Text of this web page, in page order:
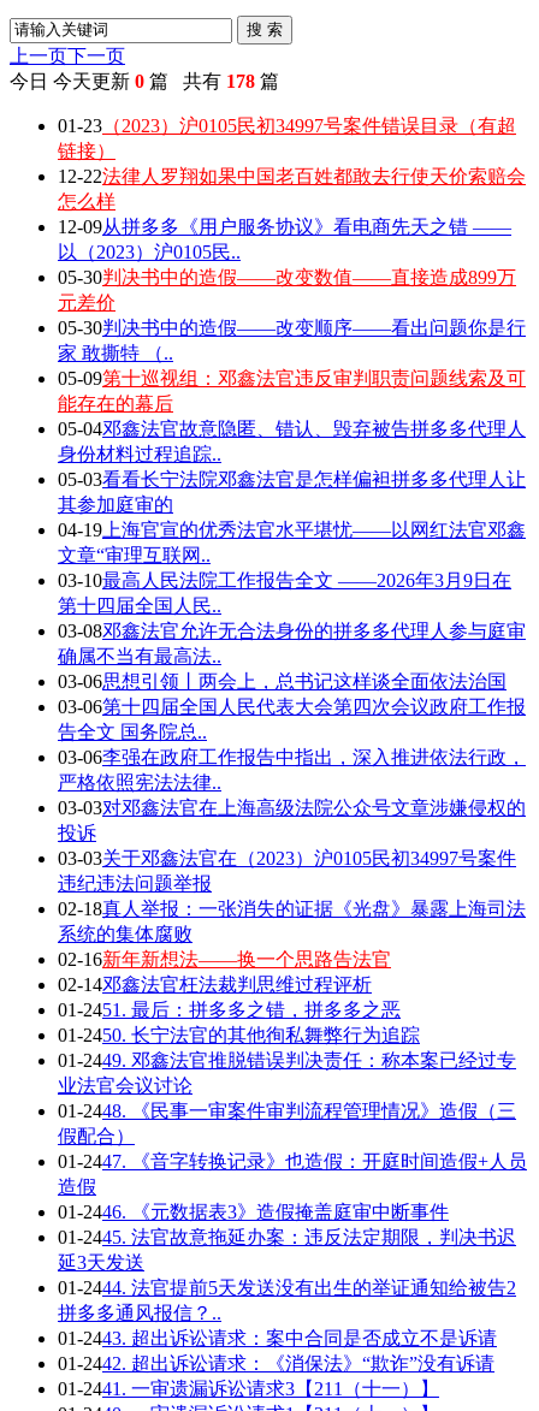
搜 索
上一页下一页
今日 今天更新 0 篇 共有 178 篇
01-23 （2023）沪0105民初34997号案件错误目录（有超
链接）
12-22法律人罗翔如果中国老百姓都敢去行使天价索赔会
怎么样
12-09从拼多多《用户服务协议》看电商先天之错 ——
以（2023）沪0105民..
05-30判决书中的造假——改变数值——直接造成899万
元差价
05-30判决书中的造假——改变顺序——看出问题你是行
家 敢撕特 （..
05-09第十巡视组：邓鑫法官违反审判职责问题线索及可
能存在的幕后
05-04邓鑫法官故意隐匿、错认、毁弃被告拼多多代理人
身份材料过程追踪..
05-03看看长宁法院邓鑫法官是怎样偏袒拼多多代理人让
其参加庭审的
04-19 上海官宣的优秀法官水平堪忧——以网红法官邓鑫
文章“审理互联网..
03-10最高人民法院工作报告全文 ——2026年3月9日在
第十四届全国人民..
03-08邓鑫法官允许无合法身份的拼多多代理人参与庭审
确属不当有最高法..
03-06思想引领丨两会上，总书记这样谈全面依法治国
03-06第十四届全国人民代表大会第四次会议政府工作报
告全文 国务院总..
03-06李强在政府工作报告中指出，深入推进依法行政，
严格依照宪法法律..
03-03对邓鑫法官在上海高级法院公众号文章涉嫌侵权的
投诉
03-03关于邓鑫法官在（2023）沪0105民初34997号案件
违纪违法问题举报
02-18真人举报：一张消失的证据《光盘》暴露上海司法
系统的集体腐败
02-16新年新想法——换一个思路告法官
02-14邓鑫法官枉法裁判思维过程评析
01-2451. 最后：拼多多之错，拼多多之恶
01-2450. 长宁法官的其他徇私舞弊行为追踪
01-2449. 邓鑫法官推脱错误判决责任：称本案已经过专
业法官会议讨论
01-2448. 《民事一审案件审判流程管理情况》造假（三
假配合）
01-2447. 《音字转换记录》也造假：开庭时间造假+人员
造假
01-2446. 《元数据表3》造假掩盖庭审中断事件
01-2445. 法官故意拖延办案：违反法定期限，判决书迟
延3天发送
01-2444. 法官提前5天发送没有出生的举证通知给被告2
拼多多通风报信？..
01-2443. 超出诉讼请求：案中合同是否成立不是诉请
01-2442. 超出诉讼请求：《消保法》“欺诈”没有诉请
01-2441. 一审遗漏诉讼请求3【211（十一）】